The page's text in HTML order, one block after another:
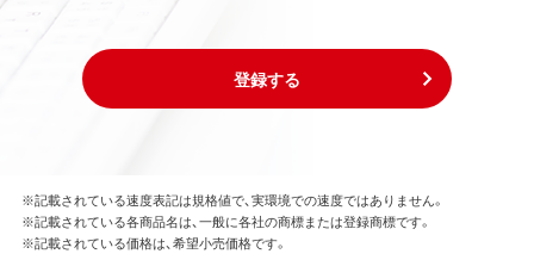
登録する
※記載されている速度表記は規格値で、実環境での速度ではありません。
※記載されている各商品名は、一般に各社の商標または登録商標です。
※記載されている価格は、希望小売価格です。